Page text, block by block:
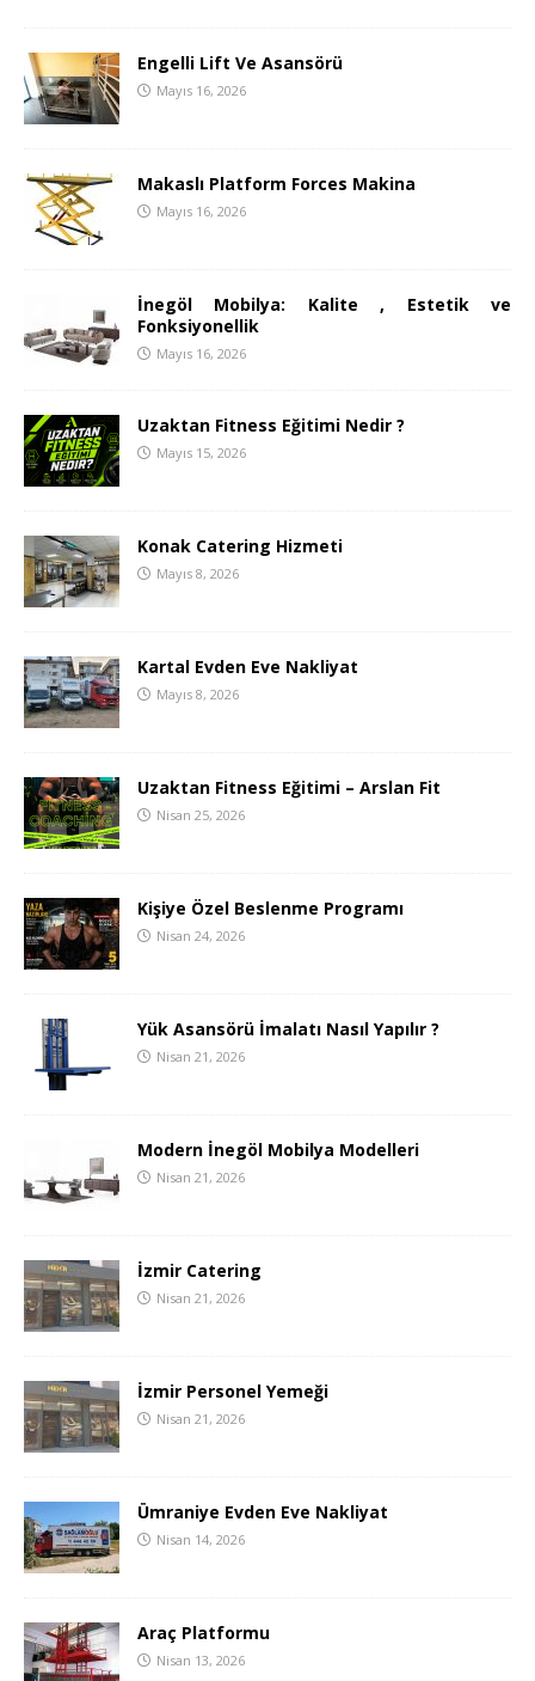
Engelli Lift Ve Asansörü
Mayıs 16, 2026
Makaslı Platform Forces Makina
Mayıs 16, 2026
İnegöl Mobilya: Kalite , Estetik ve
Fonksiyonellik
Mayıs 16, 2026
Uzaktan Fitness Eğitimi Nedir ?
Mayıs 15, 2026
Konak Catering Hizmeti
Mayıs 8, 2026
Kartal Evden Eve Nakliyat
Mayıs 8, 2026
Uzaktan Fitness Eğitimi – Arslan Fit
Nisan 25, 2026
Kişiye Özel Beslenme Programı
Nisan 24, 2026
Yük Asansörü İmalatı Nasıl Yapılır ?
Nisan 21, 2026
Modern İnegöl Mobilya Modelleri
Nisan 21, 2026
İzmir Catering
Nisan 21, 2026
İzmir Personel Yemeği
Nisan 21, 2026
Ümraniye Evden Eve Nakliyat
Nisan 14, 2026
Araç Platformu
Nisan 13, 2026